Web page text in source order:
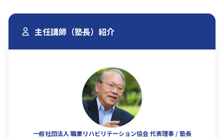
主任講師（塾長）紹介
一般社団法人 職業リハビリテーション協会 代表理事 / 塾長